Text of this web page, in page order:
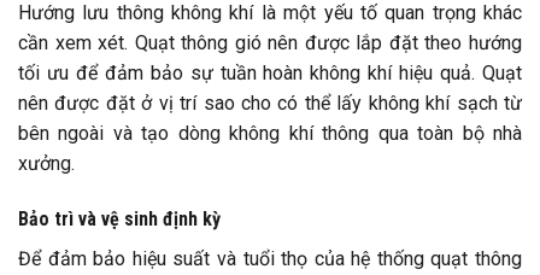
Hướng lưu thông không khí là một yếu tố quan trọng khác
cần xem xét. Quạt thông gió nên được lắp đặt theo hướng
tối ưu để đảm bảo sự tuần hoàn không khí hiệu quả. Quạt
nên được đặt ở vị trí sao cho có thể lấy không khí sạch từ
bên ngoài và tạo dòng không khí thông qua toàn bộ nhà
xưởng.
Bảo trì và vệ sinh định kỳ
Để đảm bảo hiệu suất và tuổi thọ của hệ thống quạt thông